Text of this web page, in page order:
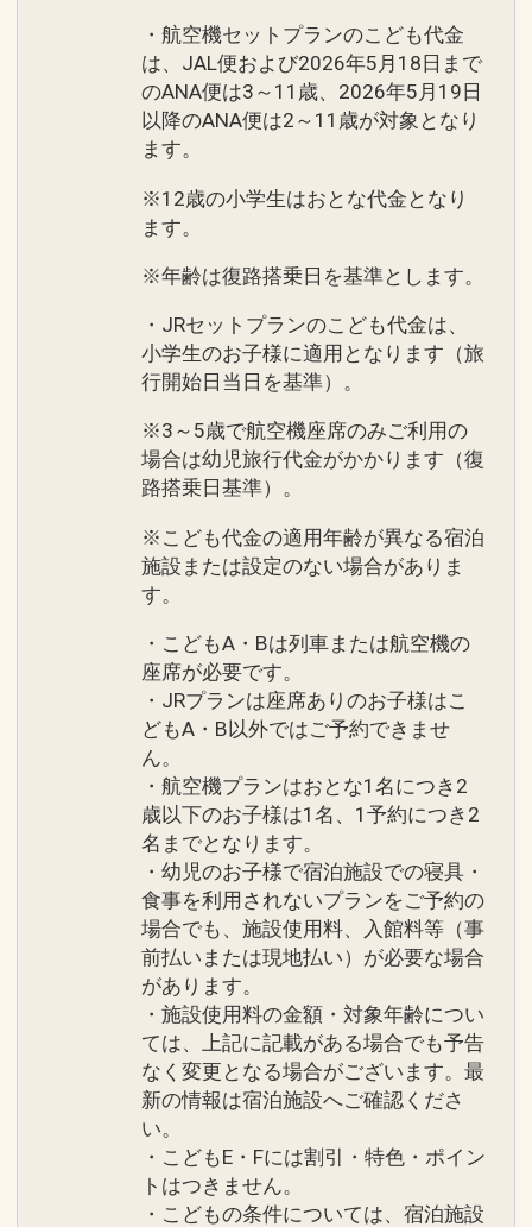
・航空機セットプランのこども代金
は、JAL便および2026年5月18日まで
のANA便は3～11歳、2026年5月19日
以降のANA便は2～11歳が対象となり
ます。
※12歳の小学生はおとな代金となり
ます。
※年齢は復路搭乗日を基準とします。
・JRセットプランのこども代金は、
小学生のお子様に適用となります（旅
行開始日当日を基準）。
※3～5歳で航空機座席のみご利用の
場合は幼児旅行代金がかかります（復
路搭乗日基準）。
※こども代金の適用年齢が異なる宿泊
施設または設定のない場合がありま
す。
・こどもA・Bは列車または航空機の
座席が必要です。
・JRプランは座席ありのお子様はこ
どもA・B以外ではご予約できませ
ん。
・航空機プランはおとな1名につき2
歳以下のお子様は1名、1予約につき2
名までとなります。
・幼児のお子様で宿泊施設での寝具・
食事を利用されないプランをご予約の
場合でも、施設使用料、入館料等（事
前払いまたは現地払い）が必要な場合
があります。
・施設使用料の金額・対象年齢につい
ては、上記に記載がある場合でも予告
なく変更となる場合がございます。最
新の情報は宿泊施設へご確認くださ
い。
・こどもE・Fには割引・特色・ポイン
トはつきません。
・こどもの条件については、宿泊施設